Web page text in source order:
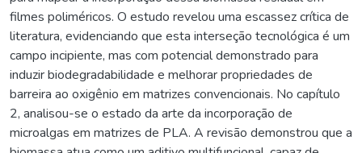
filmes poliméricos. O estudo revelou uma escassez crítica de
literatura, evidenciando que esta interseção tecnológica é um
campo incipiente, mas com potencial demonstrado para
induzir biodegradabilidade e melhorar propriedades de
barreira ao oxigênio em matrizes convencionais. No capítulo
2, analisou-se o estado da arte da incorporação de
microalgas em matrizes de PLA. A revisão demonstrou que a